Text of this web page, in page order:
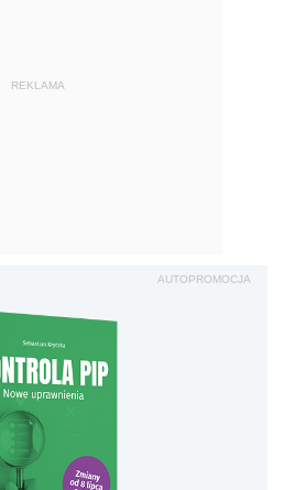
REKLAMA
AUTOPROMOCJA